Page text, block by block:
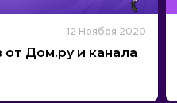
12 Ноября 2020
Дом.ру и канала